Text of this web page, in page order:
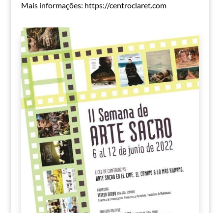
Mais informações: https://centroclaret.com